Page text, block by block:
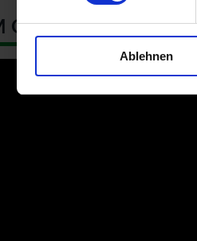
Ablehnen
Gartenhäuser